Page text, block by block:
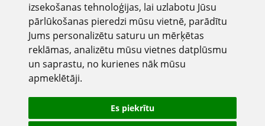
izsekošanas tehnoloģijas, lai uzlabotu Jūsu
pārlūkošanas pieredzi mūsu vietnē, parādītu
Jums personalizētu saturu un mērķētas
reklāmas, analizētu mūsu vietnes datplūsmu
un saprastu, no kurienes nāk mūsu
apmeklētāji.
Es piekrītu